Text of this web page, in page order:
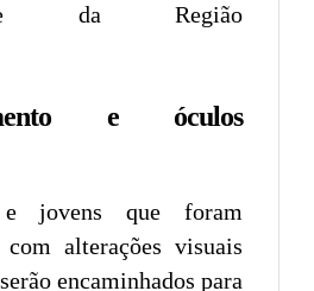
da Região
e óculos
jovens que foram
com alterações visuais
encaminhados para